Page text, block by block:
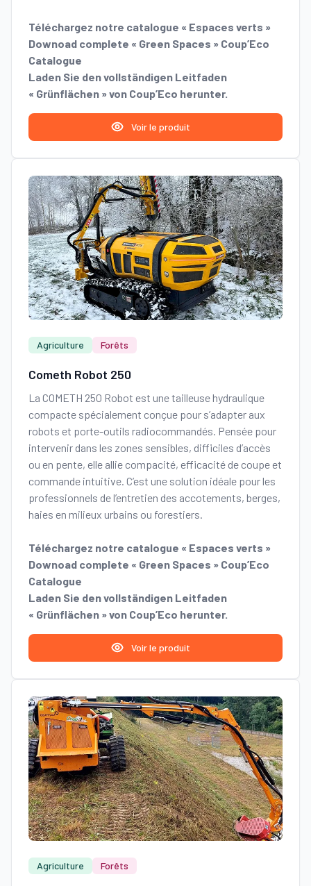
Téléchargez notre catalogue « Espaces verts »
Downoad complete « Green Spaces » Coup’Eco
Catalogue
Laden Sie den vollständigen Leitfaden
« Grünflächen » von Coup’Eco herunter.
Voir le produit
Agriculture Forêts
Cometh Robot 250
La COMETH 250 Robot est une tailleuse hydraulique
compacte spécialement conçue pour s’adapter aux
robots et porte-outils radiocommandés. Pensée pour
intervenir dans les zones sensibles, difficiles d’accès
ou en pente, elle allie compacité, efficacité de coupe et
commande intuitive. C’est une solution idéale pour les
professionnels de l’entretien des accotements, berges,
haies en milieux urbains ou forestiers.
Téléchargez notre catalogue « Espaces verts »
Downoad complete « Green Spaces » Coup’Eco
Catalogue
Laden Sie den vollständigen Leitfaden
« Grünflächen » von Coup’Eco herunter.
Voir le produit
Agriculture Forêts